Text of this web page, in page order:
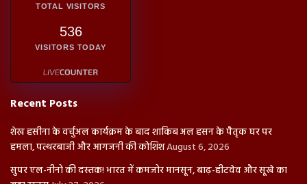
TOTAL VISITORS
536
VISITORS TODAY
Recent Posts
शेख हसीना के वर्चुअल कार्यक्रम के बाद शाकिब अल हसन के पैतृक घर पर
हमला, पत्थरबाजी और आगजनी की कोशिशAugust 6, 2026
सुपर एल-नीनो की दस्तक! भारत में कमजोर मानसून, बाढ़-हीटवेव और सूखे का